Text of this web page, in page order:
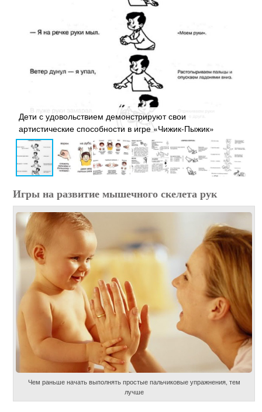
Дети с удовольствием демонстрируют свои
артистические способности в игре «Чижик-Пыжик»
Игры на развитие мышечного скелета рук
Чем раньше начать выполнять простые пальчиковые упражнения, тем
лучше